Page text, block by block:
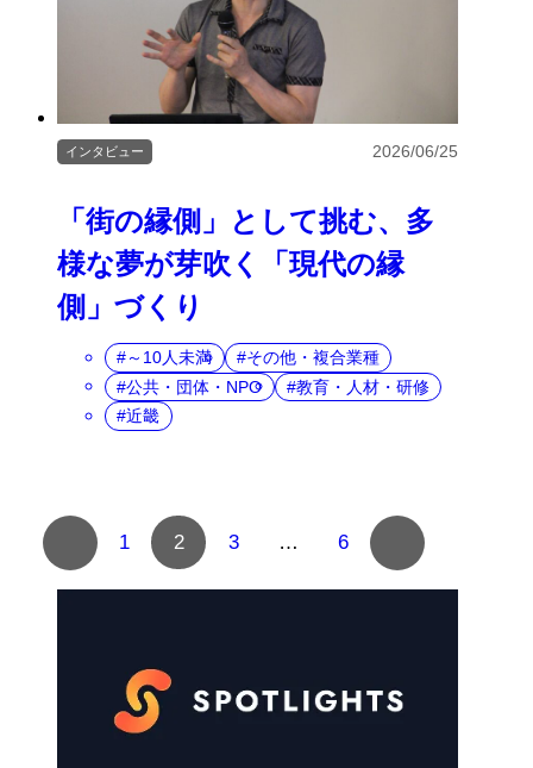
「街の縁側」として挑む、多
様な夢が芽吹く「現代の縁
側」づくり
インタビュー 2026/06/25
～10人未満
その他・複合業種
公共・団体・NPO
教育・人材・研修
近畿
1 2 3 … 6